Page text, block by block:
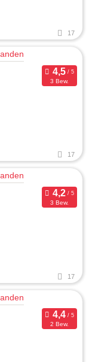
17
3 Bew.
17
3 Bew.
17
2 Bew.